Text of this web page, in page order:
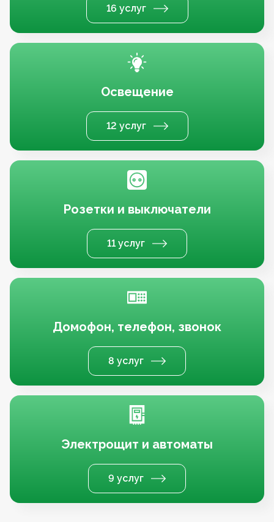
16 услуг
Освещение
12 услуг
Розетки и выключатели
11 услуг
Домофон, телефон, звонок
8 услуг
Электрощит и автоматы
9 услуг